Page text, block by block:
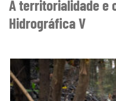
A territorialidade e
Hidrográfica V